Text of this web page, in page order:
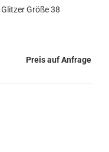
Größe 38
Preis auf Anfrage